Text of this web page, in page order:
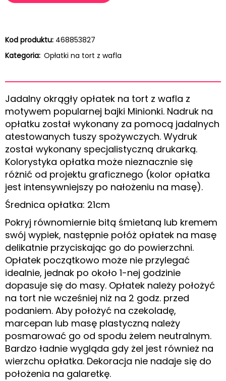
Kod produktu: 468853827
Kategoria: Opłatki na tort z wafla
Jadalny okrągły opłatek na tort z wafla z
motywem popularnej bajki Minionki. Nadruk na
opłatku został wykonany za pomocą jadalnych
atestowanych tuszy spożywczych. Wydruk
został wykonany specjalistyczną drukarką.
Kolorystyka opłatka może nieznacznie się
różnić od projektu graficznego (kolor opłatka
jest intensywniejszy po nałożeniu na masę).
Średnica opłatka: 21cm
Pokryj równomiernie bitą śmietaną lub kremem
swój wypiek, następnie połóż opłatek na masę
delikatnie przyciskając go do powierzchni.
Opłatek początkowo może nie przylegać
idealnie, jednak po około 1-nej godzinie
dopasuje się do masy. Opłatek należy położyć
na tort nie wcześniej niż na 2 godz. przed
podaniem. Aby położyć na czekoladę,
marcepan lub masę plastyczną należy
posmarować go od spodu żelem neutralnym.
Bardzo ładnie wygląda gdy żel jest również na
wierzchu opłatka. Dekoracja nie nadaje się do
położenia na galaretkę.